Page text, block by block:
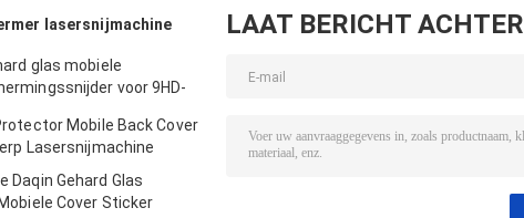
lasersnijmachine
glas mobiele
voor 9HD-
Mobile Back Cover
Lasersnijmachine
Daqin Gehard Glas
Cover Sticker
LAAT BERICHT ACHTER